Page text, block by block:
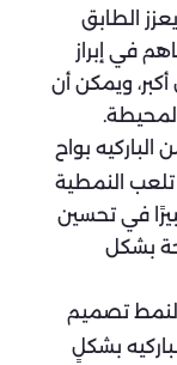
الطابق
في إبراز
ويمكن أن
الباركيه بواح
النمطية
في تحسين
بشكل
تصميم
بشكلٍ